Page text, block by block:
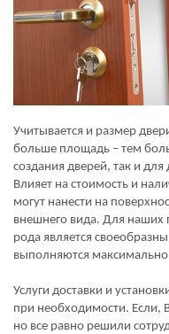
Учитывается и размер
больше площадь – тем
создания дверей, так и
Влияет на стоимость и
могут нанести на
внешнего вида. Для наших
рода является
выполняются максимально
Услуги доставки и
при необходимости. Если,
но все равно решили